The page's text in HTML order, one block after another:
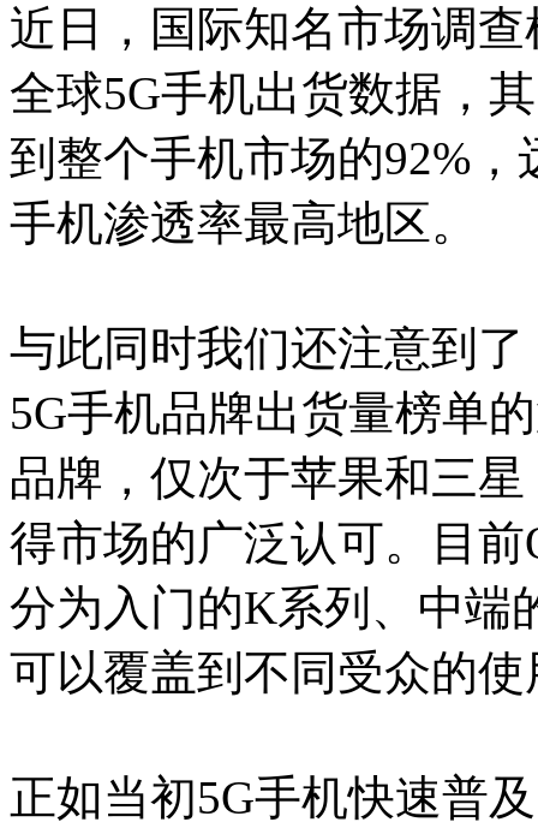
近日，国际知名市场调查
全球5G手机出货数据，
到整个手机市场的92%
手机渗透率最高地区。
与此同时我们还注意到
5G手机品牌出货量榜单
品牌，仅次于苹果和三
得市场的广泛认可。目前
分为入门的K系列、中端
可以覆盖到不同受众的
正如当初5G手机快速普